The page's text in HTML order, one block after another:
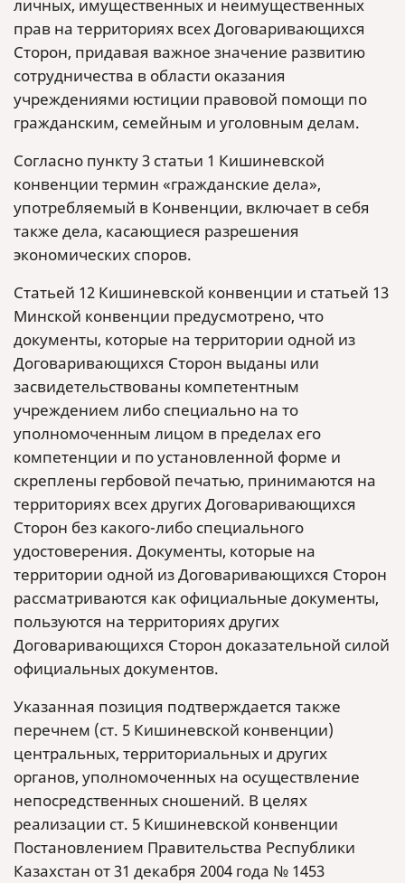
личных, имущественных и неимущественных
прав на территориях всех Договаривающихся
Сторон, придавая важное значение развитию
сотрудничества в области оказания
учреждениями юстиции правовой помощи по
гражданским, семейным и уголовным делам.
Согласно пункту 3 статьи 1 Кишиневской
конвенции термин «гражданские дела»,
употребляемый в Конвенции, включает в себя
также дела, касающиеся разрешения
экономических споров.
Статьей 12 Кишиневской конвенции и статьей 13
Минской конвенции предусмотрено, что
документы, которые на территории одной из
Договаривающихся Сторон выданы или
засвидетельствованы компетентным
учреждением либо специально на то
уполномоченным лицом в пределах его
компетенции и по установленной форме и
скреплены гербовой печатью, принимаются на
территориях всех других Договаривающихся
Сторон без какого-либо специального
удостоверения. Документы, которые на
территории одной из Договаривающихся Сторон
рассматриваются как официальные документы,
пользуются на территориях других
Договаривающихся Сторон доказательной силой
официальных документов.
Указанная позиция подтверждается также
перечнем (ст. 5 Кишиневской конвенции)
центральных, территориальных и других
органов, уполномоченных на осуществление
непосредственных сношений. В целях
реализации ст. 5 Кишиневской конвенции
Постановлением Правительства Республики
Казахстан от 31 декабря 2004 года № 1453